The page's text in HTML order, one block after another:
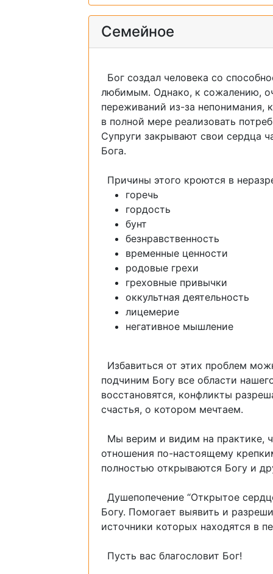
Семейное
Бог создал человека со
любимым. Однако, к сожалению,
переживаний из-за непонимания,
в полной мере реализовать
Супруги закрывают свои сердца
Бога.
Причины этого кроются в
горечь
гордость
бунт
безнравственность
временные ценности
родовые грехи
греховные привычки
оккультная деятельность
лицемерие
негативное мышление
Избавиться от этих проблем
подчиним Богу все области
восстановятся, конфликты
счастья, о котором мечтаем.
Мы верим и видим на практике,
отношения по-настоящему
полностью открываются Богу и
Душепопечение “Открытое
Богу. Помогает выявить и
источники которых находятся в
Пусть вас благословит Бог!